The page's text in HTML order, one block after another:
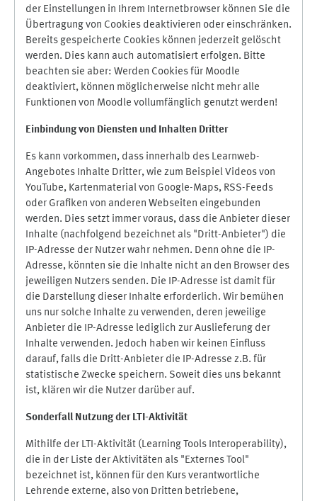
der Einstellungen in Ihrem Internetbrowser können Sie die
Übertragung von Cookies deaktivieren oder einschränken.
Bereits gespeicherte Cookies können jederzeit gelöscht
werden. Dies kann auch automatisiert erfolgen. Bitte
beachten sie aber: Werden Cookies für Moodle
deaktiviert, können möglicherweise nicht mehr alle
Funktionen von Moodle vollumfänglich genutzt werden!
Einbindung von Diensten und Inhalten Dritter
Es kann vorkommen, dass innerhalb des Learnweb-
Angebotes Inhalte Dritter, wie zum Beispiel Videos von
YouTube, Kartenmaterial von Google-Maps, RSS-Feeds
oder Grafiken von anderen Webseiten eingebunden
werden. Dies setzt immer voraus, dass die Anbieter dieser
Inhalte (nachfolgend bezeichnet als "Dritt-Anbieter") die
IP-Adresse der Nutzer wahr nehmen. Denn ohne die IP-
Adresse, könnten sie die Inhalte nicht an den Browser des
jeweiligen Nutzers senden. Die IP-Adresse ist damit für
die Darstellung dieser Inhalte erforderlich. Wir bemühen
uns nur solche Inhalte zu verwenden, deren jeweilige
Anbieter die IP-Adresse lediglich zur Auslieferung der
Inhalte verwenden. Jedoch haben wir keinen Einfluss
darauf, falls die Dritt-Anbieter die IP-Adresse z.B. für
statistische Zwecke speichern. Soweit dies uns bekannt
ist, klären wir die Nutzer darüber auf.
Sonderfall Nutzung der LTI-Aktivität
Mithilfe der LTI-Aktivität (Learning Tools Interoperability),
die in der Liste der Aktivitäten als "Externes Tool"
bezeichnet ist, können für den Kurs verantwortliche
Lehrende externe, also von Dritten betriebene,